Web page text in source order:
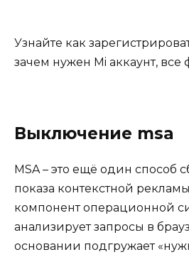
Узнайте как
зачем нужен Mi аккаунт, все
Выключение msa
MSA – это ещё один способ
показа контекстной
компонент операционной
анализирует запросы в
основании подгружает